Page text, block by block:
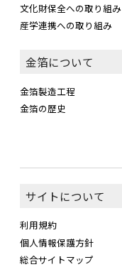
文化財保全への取り組み
産学連携への取り組み
金箔について
金箔製造工程
金箔の歴史
サイトについて
利用規約
個人情報保護方針
総合サイトマップ